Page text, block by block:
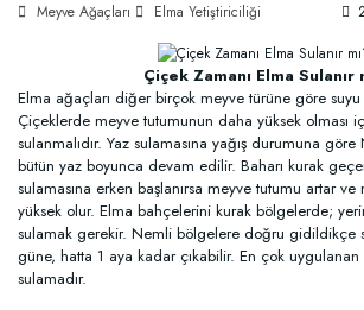
Meyve Ağaçları Elma Yetiştiriciliği
Çiçek Zamanı Elma Sulanır
Elma ağaçları diğer birçok meyve türüne göre
Çiçeklerde meyve tutumunun daha yüksek olması
sulanmalıdır. Yaz sulamasına yağış durumuna
bütün yaz boyunca devam edilir. Baharı kurak
sulamasına erken başlanırsa meyve tutumu artar
yüksek olur. Elma bahçelerini kurak bölgelerde;
sulamak gerekir. Nemli bölgelere doğru gidildikçe
güne, hatta 1 aya kadar çıkabilir. En çok
sulamadır.